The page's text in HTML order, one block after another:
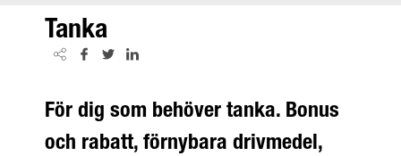
Tanka
För dig som behöver tanka. Bonus
och rabatt, förnybara drivmedel,